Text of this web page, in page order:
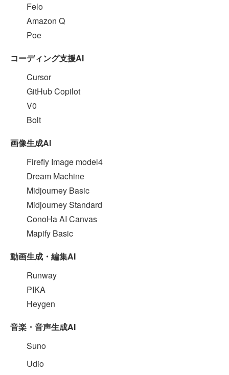
Felo
Amazon Q
Poe
コーディング支援AI
Cursor
GitHub Copilot
V0
Bolt
画像生成AI
Firefly Image model4
Dream Machine
Midjourney Basic
Midjourney Standard
ConoHa AI Canvas
Mapify Basic
動画生成・編集AI
Runway
PIKA
Heygen
音楽・音声生成AI
Suno
Udio